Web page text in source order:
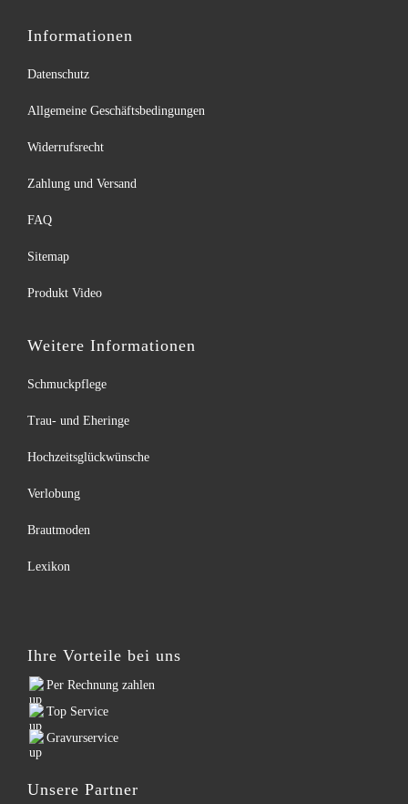
Informationen
Datenschutz
Allgemeine Geschäftsbedingungen
Widerrufsrecht
Zahlung und Versand
FAQ
Sitemap
Produkt Video
Weitere Informationen
Schmuckpflege
Trau- und Eheringe
Hochzeitsglückwünsche
Verlobung
Brautmoden
Lexikon
Ihre Vorteile bei uns
Per Rechnung zahlen
Top Service
Gravurservice
Unsere Partner